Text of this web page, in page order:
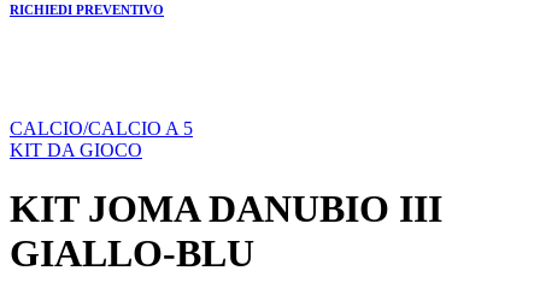
RICHIEDI PREVENTIVO
CALCIO/CALCIO A 5
KIT DA GIOCO
KIT JOMA DANUBIO III
GIALLO-BLU